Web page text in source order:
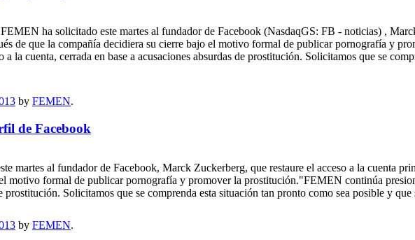
ha solicitado este martes al fundador de Facebook (NasdaqGS: FB - noticias) ,
de que la compañía decidiera su cierre bajo el motivo formal de publicar pornografía y
la cuenta, cerrada en base a acusaciones absurdas de prostitución. Solicitamos que se
by FEMEN.
de Facebook
martes al fundador de Facebook, Marck Zuckerberg, que restaure el acceso a la cuenta
motivo formal de publicar pornografía y promover la prostitución."FEMEN continúa
prostitución. Solicitamos que se comprenda esta situación tan pronto como sea posible y
by FEMEN.